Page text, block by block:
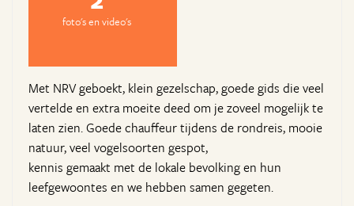
foto's en video's
Met NRV geboekt, klein gezelschap, goede gids die veel
vertelde en extra moeite deed om je zoveel mogelijk te
laten zien. Goede chauffeur tijdens de rondreis, mooie
natuur, veel vogelsoorten gespot,
kennis gemaakt met de lokale bevolking en hun
leefgewoontes en we hebben samen gegeten.